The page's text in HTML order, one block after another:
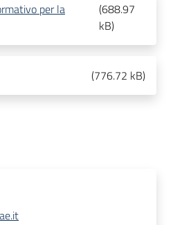
per la
(688.97
kB)
(776.72 kB)